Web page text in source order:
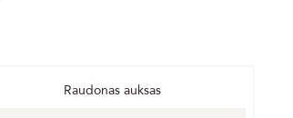
Raudonas auksas